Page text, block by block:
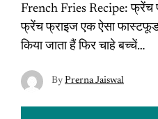
French Fries Recipe: फ्रेंच
फ्रेंच फ्राइज एक ऐसा
किया जाता हैं फिर चाहे बच्चें…
By Prerna Jaiswal